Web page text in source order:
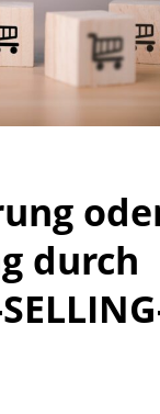
durch